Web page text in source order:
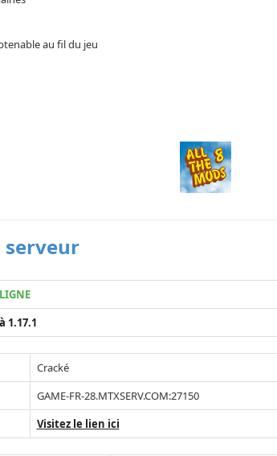
au fil du jeu
serveur
1.17.1
Cracké
GAME-FR-28.MTXSERV.COM:27150
Visitez le lien ici